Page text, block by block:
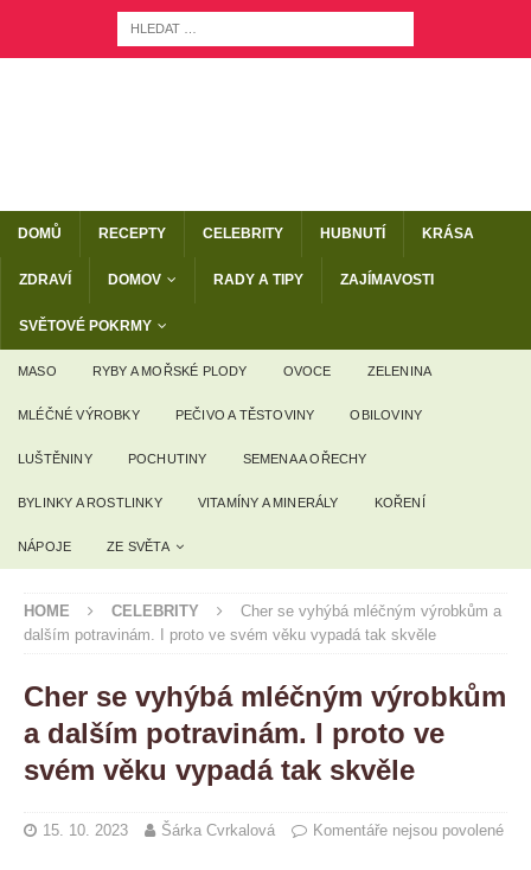
DOMŮ RECEPTY CELEBRITY HUBNUTÍ KRÁSA
ZDRAVÍ DOMOV RADY A TIPY ZAJÍMAVOSTI
SVĚTOVÉ POKRMY
MASO RYBY A MOŘSKÉ PLODY OVOCE ZELENINA
MLÉČNÉ VÝROBKY PEČIVO A TĚSTOVINY OBILOVINY
LUŠTĚNINY POCHUTINY SEMENA A OŘECHY
BYLINKY A ROSTLINKY VITAMÍNY A MINERÁLY KOŘENÍ
NÁPOJE ZE SVĚTA
HOME CELEBRITY
Cher se vyhýbá mléčným výrobkům a
dalším potravinám. I proto ve svém věku vypadá tak skvěle
Cher se vyhýbá mléčným výrobkům
a dalším potravinám. I proto ve
svém věku vypadá tak skvěle
15. 10. 2023 Šárka Cvrkalová Komentáře nejsou povolené